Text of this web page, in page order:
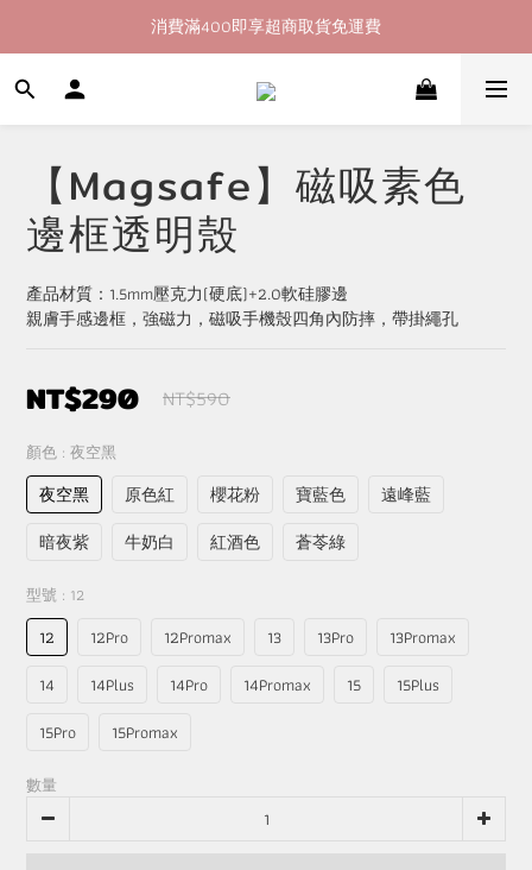
加入會員即送60購物金
消費滿400即享超商取貨免運費
加入會員即送60購物金
【Magsafe】磁吸素色
邊框透明殼
產品材質：1.5mm壓克力(硬底)+2.0軟硅膠邊
親膚手感邊框，強磁力，磁吸手機殼四角內防摔，帶掛繩孔
NT$290 NT$590
顏色 : 夜空黑
夜空黑 原色紅 櫻花粉 寶藍色
遠峰藍
暗夜紫
牛奶白 紅酒色 蒼苓綠
型號 : 12
12 12Pro 12Promax 13 13Pro
13Promax
14
14Plus 14Pro 14Promax 15
15Plus
15Pro
15Promax
數量